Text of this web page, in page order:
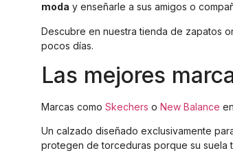
moda y enseñarle a sus amigos o
Descubre en nuestra tienda de zapatos
pocos días.
Las mejores
Marcas como Skechers o New Balance
Un calzado diseñado exclusivamente
protegen de torceduras porque su suela